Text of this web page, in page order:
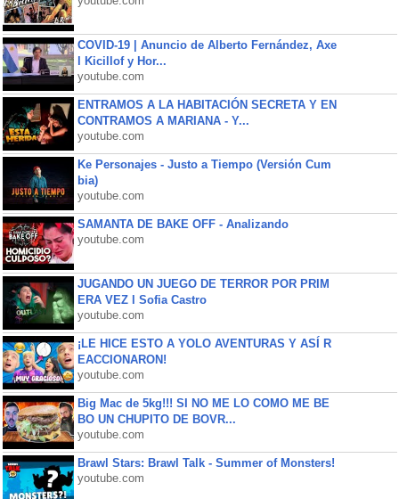
COVID-19 | Anuncio de Alberto Fernández, Axe
l Kicillof y Hor...
youtube.com
ENTRAMOS A LA HABITACIÓN SECRETA Y EN
CONTRAMOS A MARIANA - Y...
youtube.com
Ke Personajes - Justo a Tiempo (Versión Cum
bia)
youtube.com
SAMANTA DE BAKE OFF - Analizando
youtube.com
JUGANDO UN JUEGO DE TERROR POR PRIM
ERA VEZ l Sofia Castro
youtube.com
¡LE HICE ESTO A YOLO AVENTURAS Y ASÍ R
EACCIONARON!
youtube.com
Big Mac de 5kg!!! SI NO ME LO COMO ME BE
BO UN CHUPITO DE BOVR...
youtube.com
Brawl Stars: Brawl Talk - Summer of Monsters!
youtube.com